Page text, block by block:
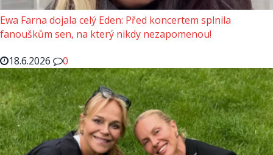
Ewa Farna dojala celý Eden: Před koncertem splnila
fanouškům sen, na který nikdy nezapomenou!
18.6.2026
0